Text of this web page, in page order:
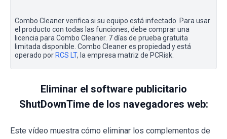
Combo Cleaner verifica si su equipo está infectado. Para usar
el producto con todas las funciones, debe comprar una
licencia para Combo Cleaner. 7 días de prueba gratuita
limitada disponible. Combo Cleaner es propiedad y está
operado porRCS LT, la empresa matriz de PCRisk.
Eliminar el software publicitario
ShutDownTime de los navegadores web:
Este vídeo muestra cómo eliminar los complementos de